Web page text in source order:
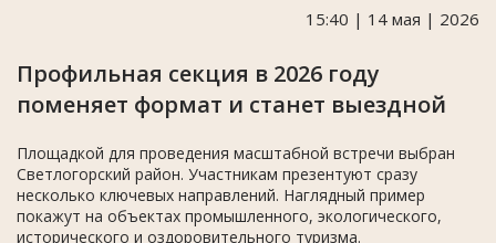
15:40 | 14 мая | 2026
Профильная секция в 2026 году
поменяет формат и станет выездной
Площадкой для проведения масштабной встречи выбран
Светлогорский район. Участникам презентуют сразу
несколько ключевых направлений. Наглядный пример
покажут на объектах промышленного, экологического,
исторического и оздоровительного туризма.